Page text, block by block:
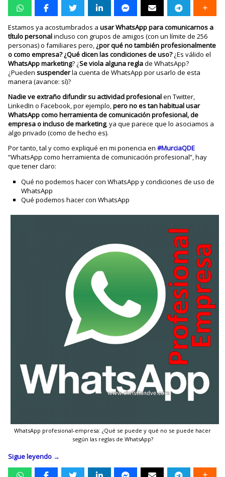
Estamos ya acostumbrados ausar WhatsApp para comunicarnos a
título personalincluso con grupos de amigos (con un límite de 256
personas) o familiares pero, ¿por qué no también profesionalmente
o como empresa? ¿Qué dicen las condiciones de uso?¿Es válido el
WhatsApp marketing? ¿Se viola alguna reglade WhatsApp?
¿Puedensuspenderla cuenta de WhatsApp por usarlo de esta
manera (avance: sí)?
Nadie ve extraño difundir su actividad profesionalen Twitter,
LinkedIn o Facebook, por ejemplo,pero no es tan habitual usar
WhatsAppcomo herramienta de comunicación profesional, de
empresa o incluso de marketing, ya que parece que lo asociamos a
algo privado (como de hecho es).
Por tanto, tal y como expliqué en mi ponencia en#MurciaQDE
“WhatsApp como herramienta de comunicación profesional”, hay
que tener claro:
Qué no podemos hacer con WhatsApp y condiciones de uso de
WhatsApp
Qué podemos hacer con WhatsApp
WhatsApp profesional-empresa: ¿Qué se puede y qué no se puede hacer
según las reglas de WhatsApp?
Sigue leyendo →